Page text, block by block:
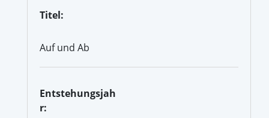
Titel:
Auf und Ab
Entstehungsjah
r: